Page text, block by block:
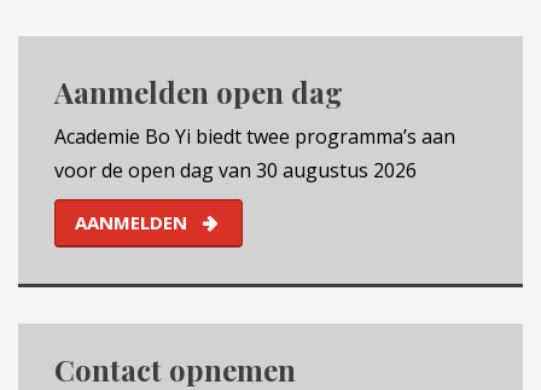
Aanmelden open dag
Academie Bo Yi biedt twee programma’s aan
voor de open dag van 30 augustus 2026
AANMELDEN
Contact opnemen